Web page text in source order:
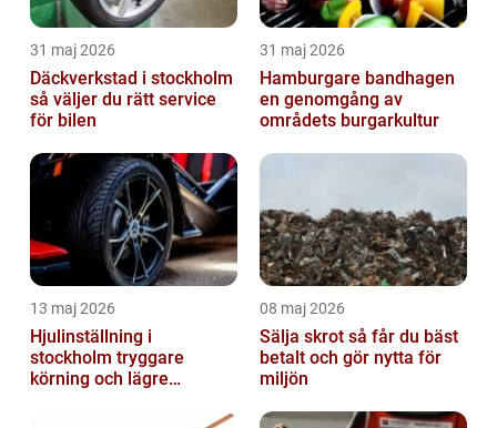
31 maj 2026
Däckverkstad i stockholm
så väljer du rätt service
för bilen
31 maj 2026
Hamburgare bandhagen
en genomgång av
områdets burgarkultur
13 maj 2026
Hjulinställning i
stockholm tryggare
körning och lägre
08 maj 2026
Sälja skrot så får du bäst
betalt och gör nytta för
miljön